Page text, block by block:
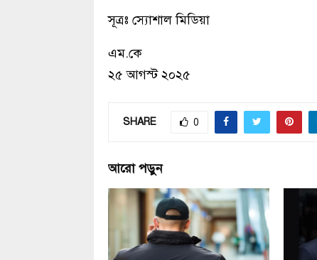
সূত্রঃ স্যোশাল মিডিয়া
এম.কে
২৫ আগস্ট ২০২৫
SHARE 0
আরো পড়ুন